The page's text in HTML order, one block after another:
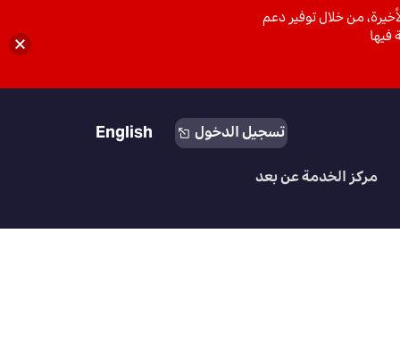
تسجيل الدخول English
مركز الخدمة عن بعد
من خلال توفير دعم